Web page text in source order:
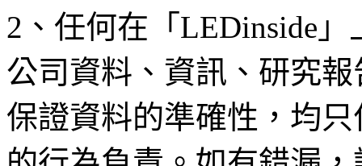
2、任何在「LEDinside
公司資料、資訊、研究
保證資料的準確性，均